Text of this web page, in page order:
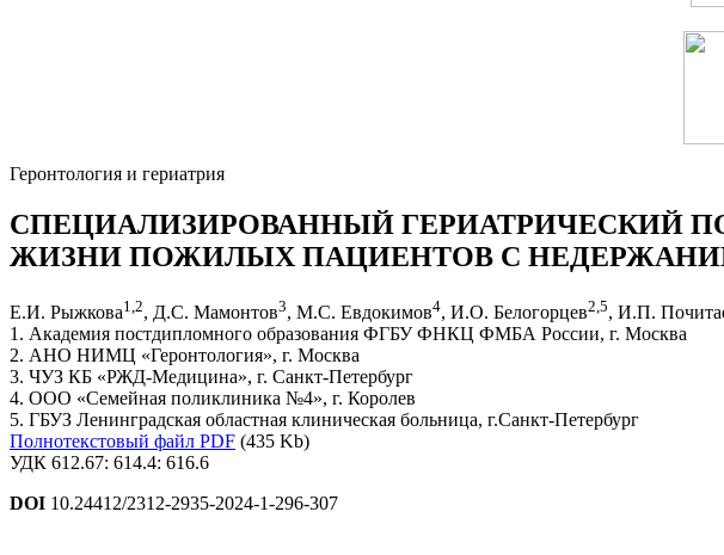
Геронтология и гериатрия
СПЕЦИАЛИЗИРОВАННЫЙ ГЕРИАТРИЧЕСКИЙ
ЖИЗНИ ПОЖИЛЫХ ПАЦИЕНТОВ С
Е.И. Рыжкова1 2, Д.С. Мамонтов3, М.С. Евдокимов4, И.О. Белогорцев2 5, И.П.
1. Академия постдипломного образования ФГБУ ФНКЦ ФМБА России, г. Москва
2. АНО НИМЦ «Геронтология», г. Москва
3. ЧУЗ КБ «РЖД-Медицина», г. Санкт-Петербург
4. ООО «Семейная поликлиника №4», г. Королев
5. ГБУЗ Ленинградская областная клиническая больница, г.Санкт-Петербург
Полнотекстовый файл PDF (435 Kb)
УДК 612.67: 614.4: 616.6
DOI 10.24412/2312-2935-2024-1-296-307